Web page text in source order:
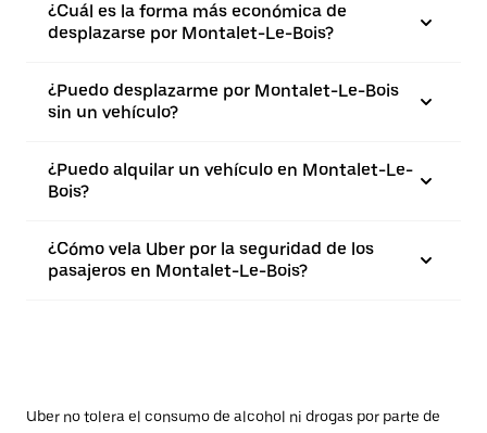
¿Cuál es la forma más económica de
desplazarse por Montalet-Le-Bois?
¿Puedo desplazarme por Montalet-Le-Bois
sin un vehículo?
¿Puedo alquilar un vehículo en Montalet-Le-
Bois?
¿Cómo vela Uber por la seguridad de los
pasajeros en Montalet-Le-Bois?
Uber no tolera el consumo de alcohol ni drogas por parte de